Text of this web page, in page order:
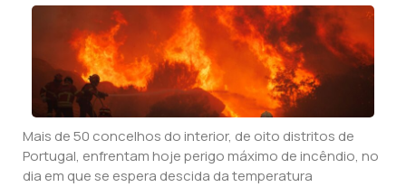
Mais de 50 concelhos do interior, de oito distritos de
Portugal, enfrentam hoje perigo máximo de incêndio, no
dia em que se espera descida da temperatura